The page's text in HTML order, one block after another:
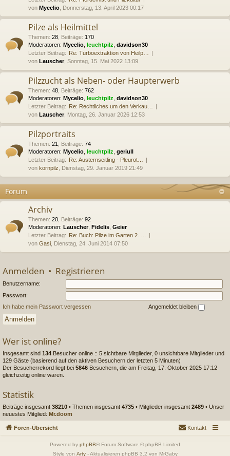
von Mycelio , Donnerstag, 13. April 2023 00:17
Pilze als Heilmittel
Themen: 28 Beiträge: 170
Moderatoren: Mycelio leuchtpilz davidson30
Letzter Beitrag: Re: Turboextraktion von Heilp…
von Lauscher, Sonntag, 15. Mai 2022 13:09
Pilzzucht als Neben- oder Haupterwerb
Themen: 48 Beiträge: 762
Moderatoren: Mycelio leuchtpilz davidson30
Letzter Beitrag: Re: Rechtliches um den Verkau…
von Lauscher, Montag, 26. Januar 2026 12:53
Pilzportraits
Themen: 21 Beiträge: 74
Moderatoren: Mycelio leuchtpilz geriull
Letzter Beitrag: Re: Austernseitling - Pleurot…
von kornpilz , Dienstag, 29. Januar 2019 21:49
Forum
Archiv
Themen: 20 Beiträge: 92
Moderatoren: Lauscher, Fidelis Geier
Letzter Beitrag: Re: Buch: Pilze im Garten 2. …
von Gasi , Dienstag, 24. Juni 2014 07:50
Anmelden • Registrieren
Benutzername:
Passwort:
Ich habe mein Passwort vergessen
Angemeldet bleiben
Wer ist online?
Insgesamt sind 134 Besucher online :: 5 sichtbare Mitglieder, 0 unsichtbare Mitglieder und
129 Gäste (basierend auf den aktiven Besuchern der letzten 5 Minuten)
Der Besucherrekord liegt bei 5846 Besuchern, die am Freitag, 17. Oktober 2025 17:12
gleichzeitig online waren.
Statistik
Beiträge insgesamt 38210 • Themen insgesamt 4735 • Mitglieder insgesamt 2489 • Unser
neuestes Mitglied: Mr.doom
Foren-Übersicht Kontakt
Powered by phpBB® Forum Software © phpBB Limited
Style von Arty- Aktualisieren phpBB 3.2 von MrGaby